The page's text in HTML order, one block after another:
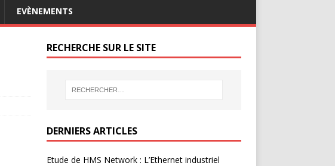
EVÈNEMENTS
RECHERCHE SUR LE SITE
DERNIERS ARTICLES
Etude de HMS Network : L’Ethernet industriel